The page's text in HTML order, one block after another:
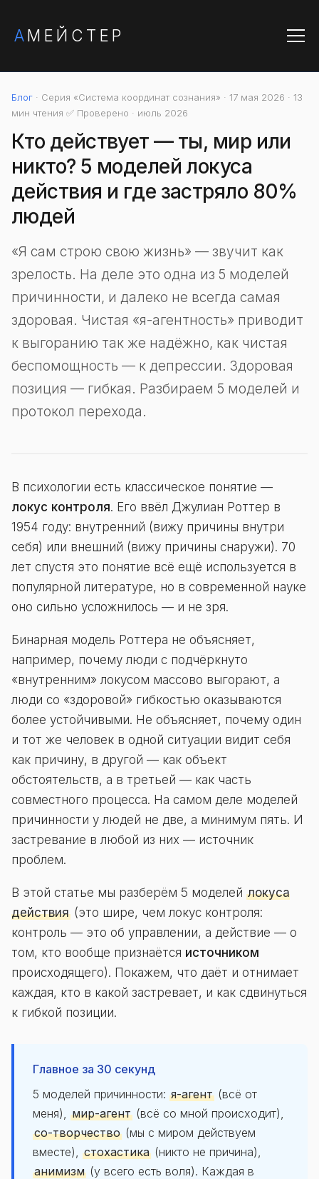
АМЕЙСТЕР
Блог · Серия «Система координат сознания» · 17 мая 2026 · 13
мин чтения ✅ Проверено · июль 2026
Кто действует — ты, мир или
никто? 5 моделей локуса
действия и где застряло 80%
людей
«Я сам строю свою жизнь» — звучит как
зрелость. На деле это одна из 5 моделей
причинности, и далеко не всегда самая
здоровая. Чистая «я-агентность» приводит
к выгоранию так же надёжно, как чистая
беспомощность — к депрессии. Здоровая
позиция — гибкая. Разбираем 5 моделей и
протокол перехода.
В психологии есть классическое понятие —
локус контроля. Его ввёл Джулиан Роттер в
1954 году: внутренний (вижу причины внутри
себя) или внешний (вижу причины снаружи). 70
лет спустя это понятие всё ещё используется в
популярной литературе, но в современной науке
оно сильно усложнилось — и не зря.
Бинарная модель Роттера не объясняет,
например, почему люди с подчёркнуто
«внутренним» локусом массово выгорают, а
люди со «здоровой» гибкостью оказываются
более устойчивыми. Не объясняет, почему один
и тот же человек в одной ситуации видит себя
как причину, в другой — как объект
обстоятельств, а в третьей — как часть
совместного процесса. На самом деле моделей
причинности у людей не две, а минимум пять. И
застревание в любой из них — источник
проблем.
В этой статье мы разберём 5 моделей локуса
действия (это шире, чем локус контроля:
контроль — это об управлении, а действие — о
том, кто вообще признаётся источником
происходящего). Покажем, что даёт и отнимает
каждая, кто в какой застревает, и как сдвинуться
к гибкой позиции.
Главное за 30 секунд
5 моделей причинности: я-агент (всё от
меня), мир-агент (всё со мной происходит),
со-творчество (мы с миром действуем
вместе), стохастика (никто не причина),
анимизм (у всего есть воля). Каждая в